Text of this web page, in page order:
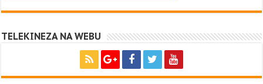
TELEKINEZA NA WEBU